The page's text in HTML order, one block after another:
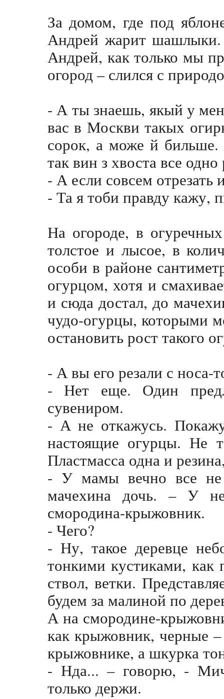
За домом, где под
Андрей жарит
Андрей, как только мы
огород – слился с
- А ты знаешь, якый у
вас в Москви такых
сорок, а може й
так вин з хвоста все
- А если совсем отрезать
- Та я тоби правду кажу,
На огороде, в
толстое и лысое, в
особи в районе
огурцом, хотя и
и сюда достал, до
чудо-огурцы, которыми
остановить рост такого
- А вы его резали с носа-
- Нет еще. Один
сувениром.
- А не откажусь.
настоящие огурцы. Не
Пластмасса одна и
- У мамы вечно все
мачехина дочь. – У
смородина-крыжовник.
- Чего?
- Ну, такое деревце
тонкими кустиками, как
ствол, ветки.
будем за малиной по
А на смородине-
как крыжовник, черные
крыжовнике, а шкурка
- Нда... – говорю, -
только держи.